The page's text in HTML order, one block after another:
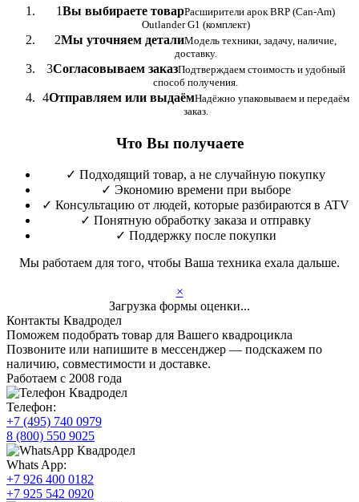
1Вы выбираете товарРасширители арок BRP (Can-Am)
Outlander G1 (комплект)
2Мы уточняем деталиМодель техники, задачу, наличие,
доставку.
3Согласовываем заказПодтверждаем стоимость и удобный
способ получения.
4Отправляем или выдаёмНадёжно упаковываем и передаём
заказ.
Что Вы получаете
✓ Подходящий товар, а не случайную покупку
✓ Экономию времени при выборе
✓ Консультацию от людей, которые разбираются в ATV
✓ Понятную обработку заказа и отправку
✓ Поддержку после покупки
Мы работаем для того, чтобы Ваша техника ехала дальше.
×
Загрузка формы оценки...
Контакты Квадродел
Поможем подобрать товар для Вашего квадроцикла
Позвоните или напишите в мессенджер — подскажем по
наличию, совместимости и доставке.
Работаем с 2008 года
Телефон:
+7 (495) 740 0979
8 (800) 550 9025
Whats App:
+7 926 400 0182
+7 925 542 0920